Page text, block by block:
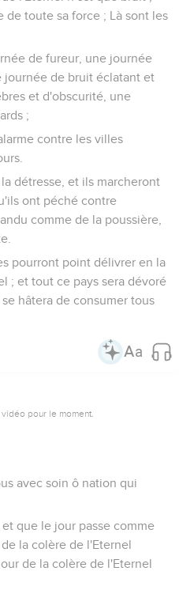
de toute sa force ; Là sont les
de fureur, une journée
journée de bruit éclatant et
et d'obscurité, une
;
contre les villes
détresse, et ils marcheront
ont péché contre
comme de la poussière,
pourront point délivrer en la
; et tout ce pays sera dévoré
hâtera de consumer tous
pour le moment.
avec soin ô nation qui
que le jour passe comme
la colère de l'Eternel
de la colère de l'Eternel